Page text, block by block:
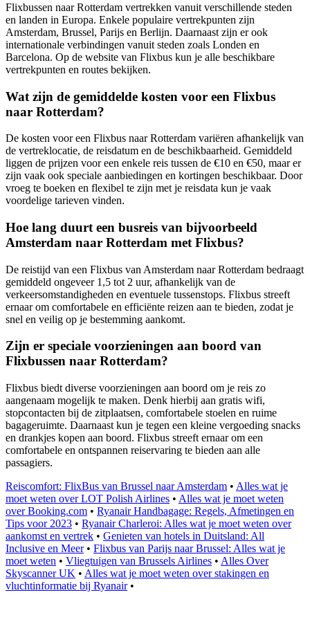
Flixbussen naar Rotterdam vertrekken vanuit verschillende steden
en landen in Europa. Enkele populaire vertrekpunten zijn
Amsterdam, Brussel, Parijs en Berlijn. Daarnaast zijn er ook
internationale verbindingen vanuit steden zoals Londen en
Barcelona. Op de website van Flixbus kun je alle beschikbare
vertrekpunten en routes bekijken.
Wat zijn de gemiddelde kosten voor een Flixbus
naar Rotterdam?
De kosten voor een Flixbus naar Rotterdam variëren afhankelijk van
de vertreklocatie, de reisdatum en de beschikbaarheid. Gemiddeld
liggen de prijzen voor een enkele reis tussen de €10 en €50, maar er
zijn vaak ook speciale aanbiedingen en kortingen beschikbaar. Door
vroeg te boeken en flexibel te zijn met je reisdata kun je vaak
voordelige tarieven vinden.
Hoe lang duurt een busreis van bijvoorbeeld
Amsterdam naar Rotterdam met Flixbus?
De reistijd van een Flixbus van Amsterdam naar Rotterdam bedraagt
gemiddeld ongeveer 1,5 tot 2 uur, afhankelijk van de
verkeersomstandigheden en eventuele tussenstops. Flixbus streeft
ernaar om comfortabele en efficiënte reizen aan te bieden, zodat je
snel en veilig op je bestemming aankomt.
Zijn er speciale voorzieningen aan boord van
Flixbussen naar Rotterdam?
Flixbus biedt diverse voorzieningen aan boord om je reis zo
aangenaam mogelijk te maken. Denk hierbij aan gratis wifi,
stopcontacten bij de zitplaatsen, comfortabele stoelen en ruime
bagageruimte. Daarnaast kun je tegen een kleine vergoeding snacks
en drankjes kopen aan boord. Flixbus streeft ernaar om een
comfortabele en ontspannen reiservaring te bieden aan alle
passagiers.
Reiscomfort: FlixBus van Brussel naar Amsterdam • Alles wat je
moet weten over LOT Polish Airlines • Alles wat je moet weten
over Booking.com • Ryanair Handbagage: Regels, Afmetingen en
Tips voor 2023 • Ryanair Charleroi: Alles wat je moet weten over
aankomst en vertrek • Genieten van hotels in Duitsland: All
Inclusive en Meer• Flixbus van Parijs naar Brussel: Alles wat je
moet weten • Vliegtuigen van Brussels Airlines • Alles Over
Skyscanner UK • Alles wat je moet weten over stakingen en
vluchtinformatie bij Ryanair•